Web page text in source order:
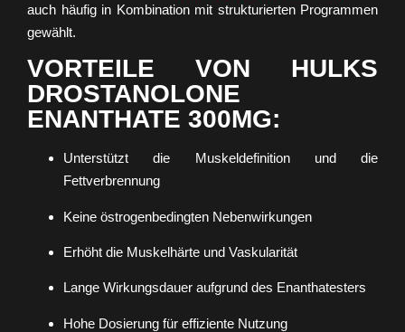
auch häufig in Kombination mit strukturierten Programmen
gewählt.
VORTEILE VON HULKS
DROSTANOLONE
ENANTHATE 300MG:
Unterstützt die Muskeldefinition und die
Fettverbrennung
Keine östrogenbedingten Nebenwirkungen
Erhöht die Muskelhärte und Vaskularität
Lange Wirkungsdauer aufgrund des Enanthatesters
Hohe Dosierung für effiziente Nutzung